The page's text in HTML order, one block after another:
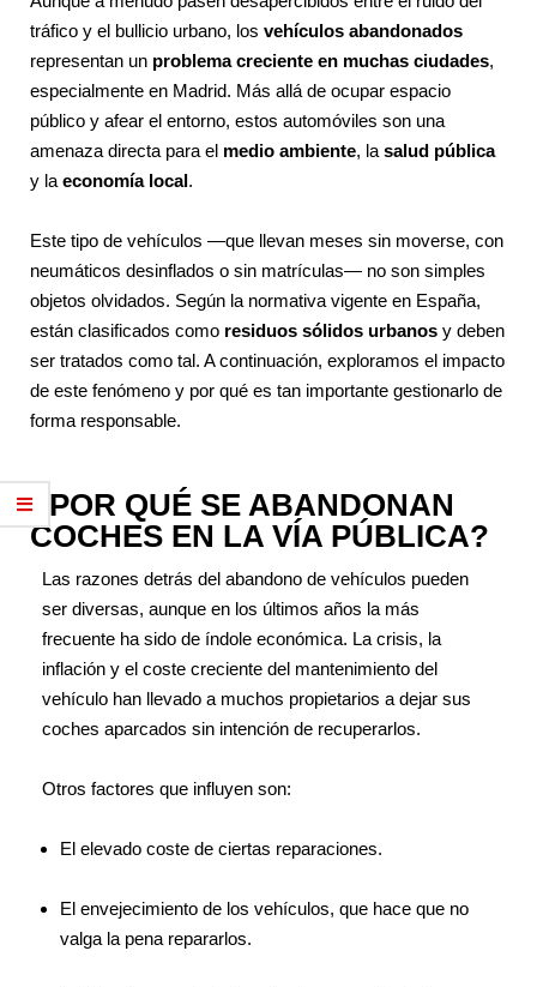
tráfico y el bullicio urbano, los vehículos abandonados
representan un problema creciente en muchas ciudades,
especialmente en Madrid. Más allá de ocupar espacio
público y afear el entorno, estos automóviles son una
amenaza directa para el medio ambiente, la salud pública
y la economía local.
Este tipo de vehículos —que llevan meses sin moverse, con
neumáticos desinflados o sin matrículas— no son simples
objetos olvidados. Según la normativa vigente en España,
están clasificados como residuos sólidos urbanos y deben
ser tratados como tal. A continuación, exploramos el impacto
de este fenómeno y por qué es tan importante gestionarlo de
forma responsable.
¿POR QUÉ SE ABANDONAN
COCHES EN LA VÍA PÚBLICA?
Las razones detrás del abandono de vehículos pueden
ser diversas, aunque en los últimos años la más
frecuente ha sido de índole económica. La crisis, la
inflación y el coste creciente del mantenimiento del
vehículo han llevado a muchos propietarios a dejar sus
coches aparcados sin intención de recuperarlos.
Otros factores que influyen son:
El elevado coste de ciertas reparaciones.
El envejecimiento de los vehículos, que hace que no
valga la pena repararlos.